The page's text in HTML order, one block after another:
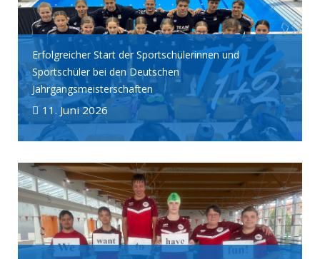
Erfolgreicher Start der Sportschülerinnen und
Sportschüler bei den Deutschen
Jahrgangsmeisterschaften
11. Juni 2026